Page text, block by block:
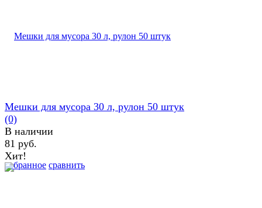
избранное сравнить
Мешки для мусора 30 л, рулон 50 штук
(0)
В наличии
81 руб.
Хит!